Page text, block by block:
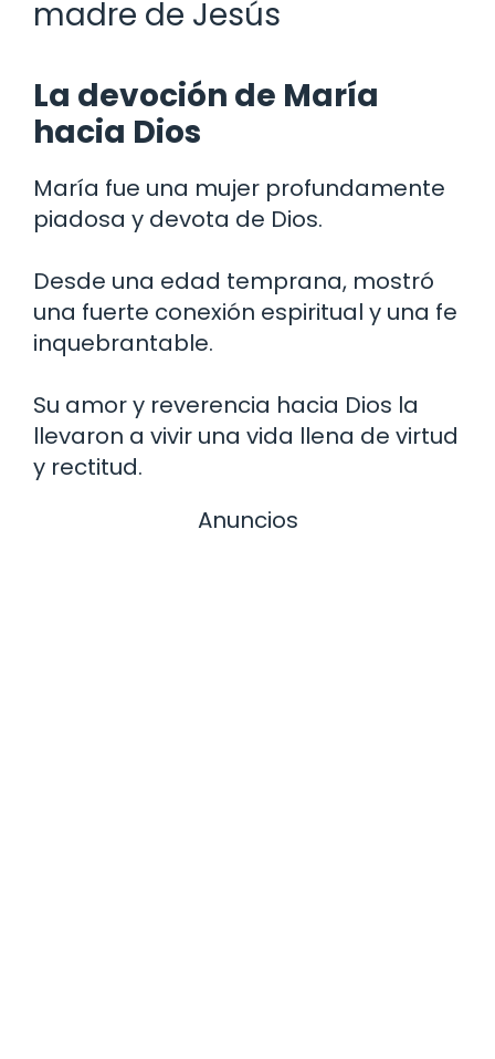
madre de Jesús
La devoción de María
hacia Dios
María fue una mujer profundamente
piadosa y devota de Dios.
Desde una edad temprana, mostró
una fuerte conexión espiritual y una fe
inquebrantable.
Su amor y reverencia hacia Dios la
llevaron a vivir una vida llena de virtud
y rectitud.
Anuncios